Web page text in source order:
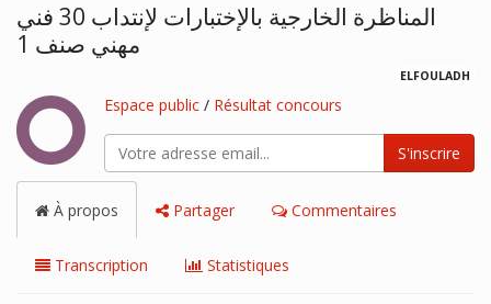
المناظرة الخارجية بالإختبارات لإنتداب 30 فني
مهني صنف 1
ELFOULADH
Espace public / Résultat concours
S'inscrire
À propos Partager Commentaires
Transcription Statistiques